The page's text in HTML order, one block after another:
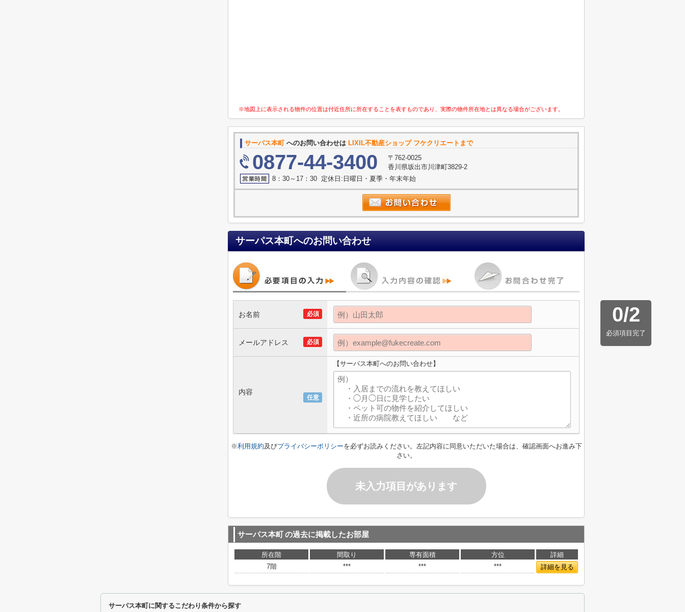
※地図上に表示される物件の位置は付近住所に所在することを表すものであり、実際の物件所在地とは異なる場合がございます。
サーパス本町へのお問い合わせは LIXIL不動産ショップ フケクリエートまで
0877-44-3400
〒762-0025
香川県坂出市川津町3829-2
8：30～17：30 定休日:日曜日・夏季・年末年始
サーパス本町へのお問い合わせ
0/2
必須項目完了
必須
お名前
必須
メールアドレス
任意
内容
【サーパス本町へのお問い合わせ】
※利用規約及びプライバシーポリシーを必ずお読みください。左記内容に同意いただいた場合は、確認画面へお進み下
さい。
未入力項目があります
サーパス本町の過去に掲載したお部屋
所在階 間取り 専有面積 方位
詳細
7階
*** *** *** 詳細を見る
サーパス本町に関するこだわり条件から探す